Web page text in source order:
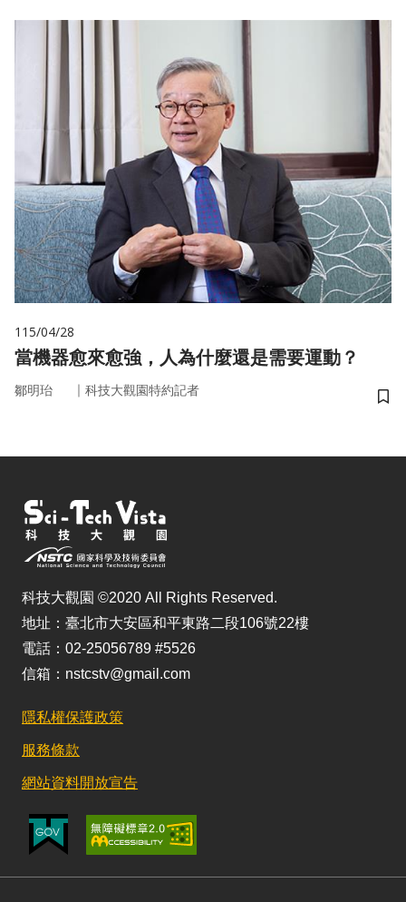
115/04/28
當機器愈來愈強，人為什麼還是需要運動？
鄒明珆 ｜ 科技大觀園特約記者
儲
科技大觀園 ©2020 All Rights Reserved.
地址：臺北市大安區和平東路二段106號22樓
電話：02-25056789 #5526
信箱：nstcstv@gmail.com
隱私權保護政策
服務條款
網站資料開放宣告